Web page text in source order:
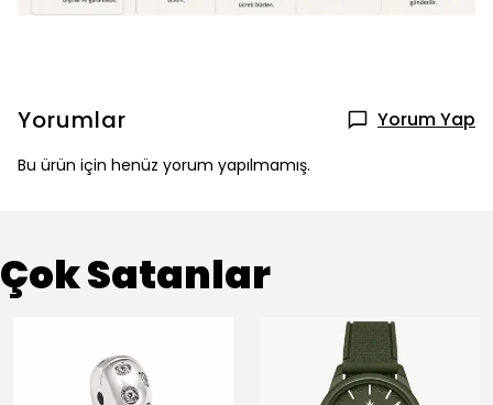
Yorumlar Yorum Yap
Bu ürün için henüz yorum yapılmamış.
Çok Satanlar